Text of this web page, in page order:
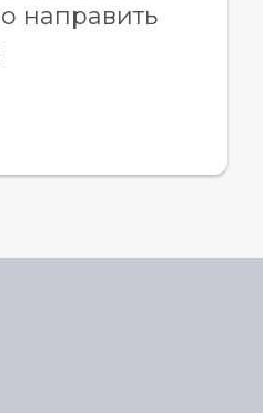
направить